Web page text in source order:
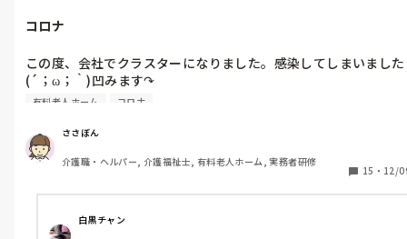
コロナ
この度、会社でクラスターになりました。感染してしまいました
(´；ω；｀)凹みます↷
思い返してみれば、看護婦さんがよく○○さんが倒れたら回らな
もいいのかと思いました。みなさんはどう解釈しますか？
有料老人ホーム コロナ
ささぼん
介護職・ヘルパー, 介護福祉士, 有料老人ホーム, 実務者研修
15 ・ 12/
白黒チャン